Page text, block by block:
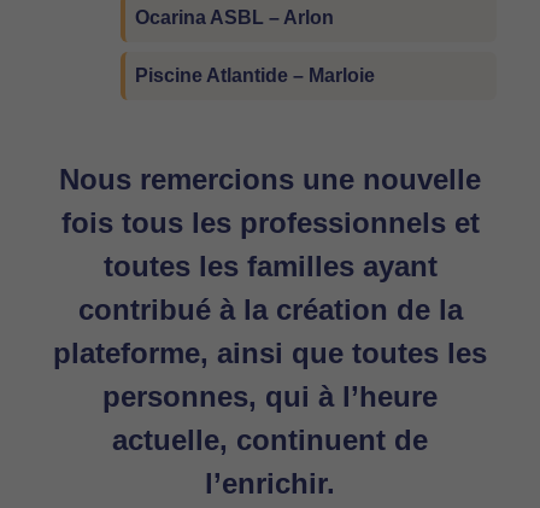
Ocarina ASBL – Arlon
Piscine Atlantide – Marloie
Nous remercions une nouvelle
fois tous les professionnels et
toutes les familles ayant
contribué à la création de la
plateforme, ainsi que toutes les
personnes, qui à l’heure
actuelle, continuent de
l’enrichir.